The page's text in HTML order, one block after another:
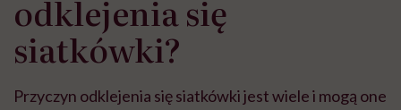
odklejenia się
siatkówki?
Przyczyn odklejenia się siatkówki jest wiele i mogą one